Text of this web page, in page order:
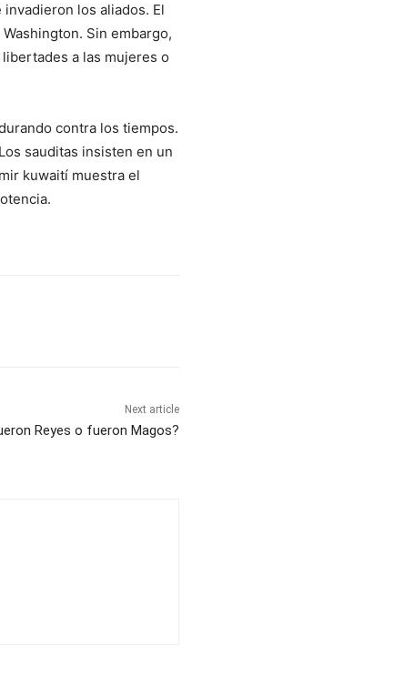
los aliados. El
Sin embargo,
a las mujeres o
contra los tiempos.
sauditas insisten en un
kuwaití muestra el
Next article
Reyes o fueron Magos?